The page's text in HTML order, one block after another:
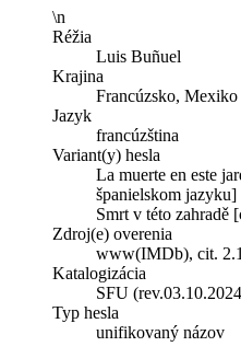
\n
Réžia
Luis Buñuel
Krajina
Francúzsko, Mexiko
Jazyk
francúzština
Variant(y) hesla
La muerte en este
španielskom jazyku]
Smrt v této zahradě
Zdroj(e) overenia
www(IMDb), cit.
Katalogizácia
SFU
Typ hesla
unifikovaný názov